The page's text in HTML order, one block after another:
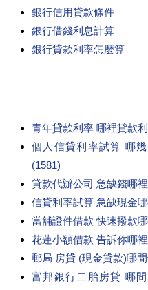
銀行信用貸款條件
銀行借錢利息計算
銀行貸款利率怎麼算
青年貸款利率 哪裡貸款
個人信貸利率試算 哪
(1581)
貸款代辦公司 急缺錢哪
信貸利率試算 急缺現金
當舖證件借款 快速撥款
花蓮小額借款 告訴你哪
郵局 房貸 (現金貸款)哪
富邦銀行二胎房貸 哪